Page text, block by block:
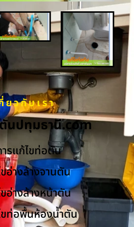
ยวกับเรา
นปทุมธานี.com
รแก้ไขท่อตัน
อ่างล้างจานตัน
อ่างล้างหน้าตัน
ขท่อพื้นห้องน้ำตัน